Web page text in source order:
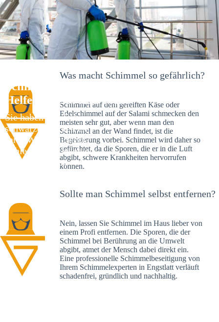
Schimmelexperte in Engstlatt – Ihr
Helfer an Ort und Stelle
Sie haben kürzlich
schwarze Flecken an
Ihrer Wand entdeckt?
Schlechte Nachrichten:
Sie haben einen
Was macht Schimmel so gefährlich?
Schimmel auf dem gereiften Käse oder
Edelschimmel auf der Salami schmecken den
meisten sehr gut, aber wenn man den
Schimmel an der Wand findet, ist die
Begeisterung vorbei. Schimmel wird daher so
gefürchtet, da die Sporen, die er in die Luft
abgibt, schwere Krankheiten hervorrufen
können.
Sollte man Schimmel selbst entfernen?
Nein, lassen Sie Schimmel im Haus lieber von
einem Profi entfernen. Die Sporen, die der
Schimmel bei Berührung an die Umwelt
abgibt, atmet der Mensch dabei direkt ein.
Eine professionelle Schimmelbeseitigung von
Ihrem Schimmelexperten in Engstlatt verläuft
schadenfrei, gründlich und nachhaltig.